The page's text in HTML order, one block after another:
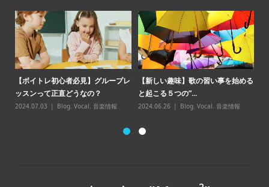
【ボイトレ初心者必見】グループレ
ッスンって正直どうなの？
2024.07.03 Blog, Vocal, 音楽情報
【新しい趣味】歌の習い事を始める
と起こる５つの”...
2024.06.26 Blog, Vocal, 音楽情報